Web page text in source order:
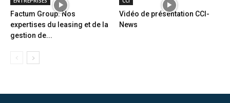
Factum Group: Nos
expertises du leasing et de la
gestion de...
Vidéo de présentation CCI-
News